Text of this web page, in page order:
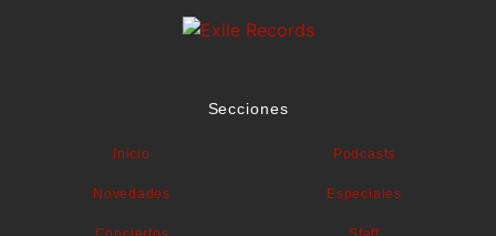
Secciones
Inicio
Novedades
Podcasts
Especiales